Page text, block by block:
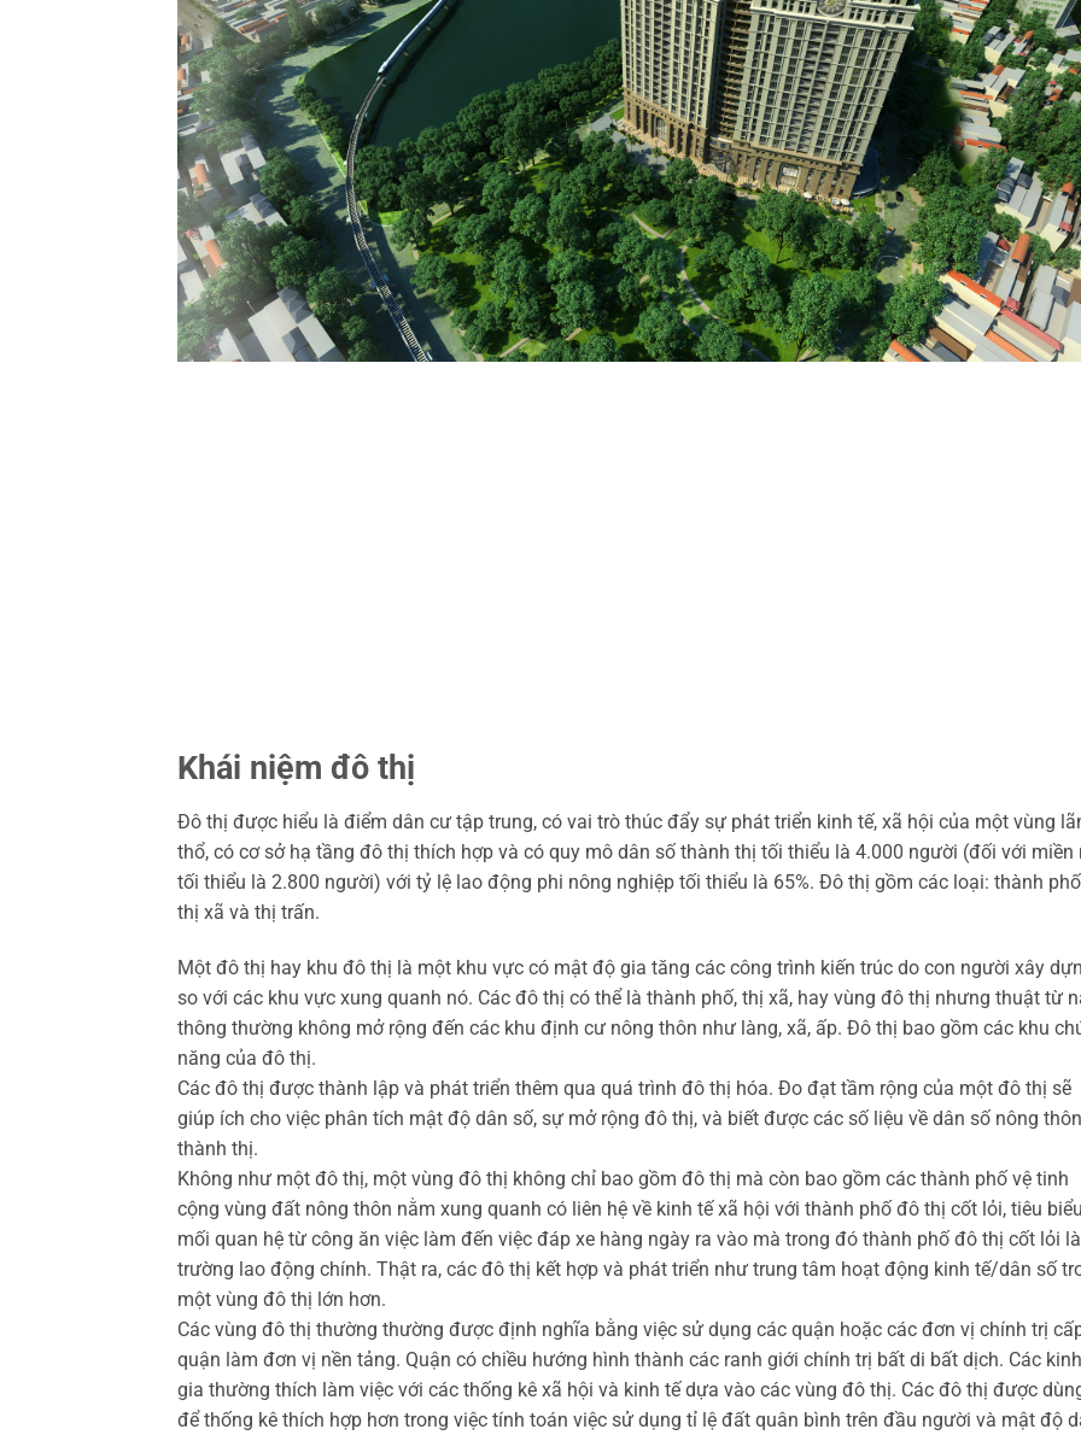
Khái niệm đô thị
Đô thị được hiểu là điểm dân cư tập trung, có vai trò thúc đẩy sự phát triển kinh tế, xã hội của một vùng
thổ, có cơ sở hạ tầng đô thị thích hợp và có quy mô dân số thành thị tối thiểu là 4.000 người (đối với miền
tối thiểu là 2.800 người) với tỷ lệ lao động phi nông nghiệp tối thiểu là 65%. Đô thị gồm các loại: thành
thị xã và thị trấn.
Một đô thị hay khu đô thị là một khu vực có mật độ gia tăng các công trình kiến trúc do con người xây
so với các khu vực xung quanh nó. Các đô thị có thể là thành phố, thị xã, hay vùng đô thị nhưng thuật từ
thông thường không mở rộng đến các khu định cư nông thôn như làng, xã, ấp. Đô thị bao gồm các khu
năng của đô thị.
Các đô thị được thành lập và phát triển thêm qua quá trình đô thị hóa. Đo đạt tầm rộng của một đô thị sẽ
giúp ích cho việc phân tích mật độ dân số, sự mở rộng đô thị, và biết được các số liệu về dân số nông
thành thị.
Không như một đô thị, một vùng đô thị không chỉ bao gồm đô thị mà còn bao gồm các thành phố vệ tinh
cộng vùng đất nông thôn nằm xung quanh có liên hệ về kinh tế xã hội với thành phố đô thị cốt lỏi, tiêu
mối quan hệ từ công ăn việc làm đến việc đáp xe hàng ngày ra vào mà trong đó thành phố đô thị cốt lỏi
trường lao động chính. Thật ra, các đô thị kết hợp và phát triển như trung tâm hoạt động kinh tế/dân số
một vùng đô thị lớn hơn.
Các vùng đô thị thường thường được định nghĩa bằng việc sử dụng các quận hoặc các đơn vị chính trị
quận làm đơn vị nền tảng. Quận có chiều hướng hình thành các ranh giới chính trị bất di bất dịch. Các
gia thường thích làm việc với các thống kê xã hội và kinh tế dựa vào các vùng đô thị. Các đô thị được
để thống kê thích hợp hơn trong việc tính toán việc sử dụng tỉ lệ đất quân bình trên đầu người và mật độ